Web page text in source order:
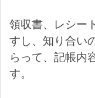
領収書、レシー
すし、知り合い
らって、記帳内
す。